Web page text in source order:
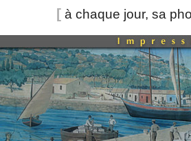
[ à chaque jour, sa